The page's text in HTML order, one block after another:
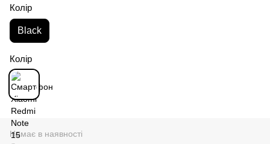
Колір
Black
Колір
Немає в наявності